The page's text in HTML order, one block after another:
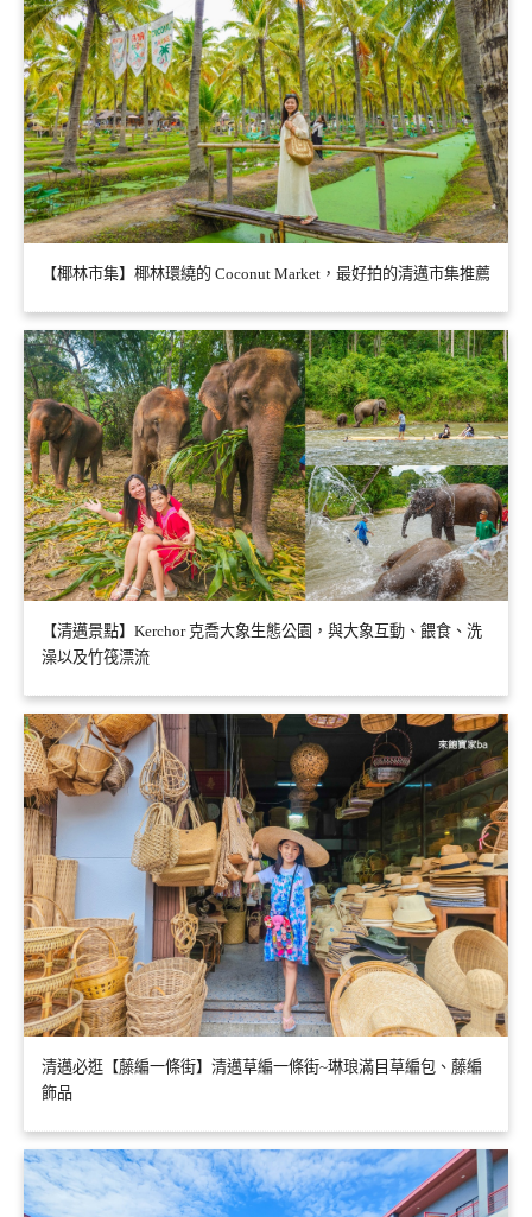
【椰林市集】椰林環繞的 Coconut Market，最好拍的清邁市集推薦
【清邁景點】Kerchor 克喬大象生態公園，與大象互動、餵食、洗
澡以及竹筏漂流
清邁必逛【藤編一條街】清邁草編一條街~琳琅滿目草編包、藤編
飾品